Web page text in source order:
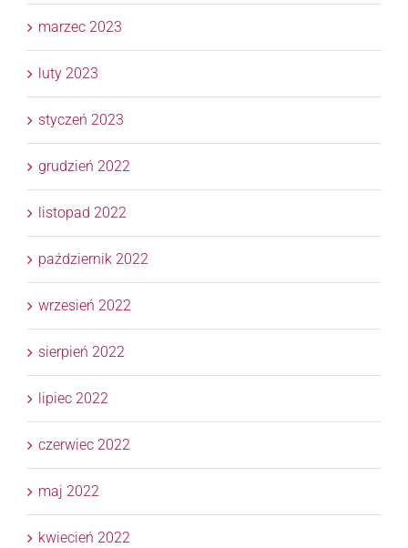
marzec 2023
luty 2023
styczeń 2023
grudzień 2022
listopad 2022
październik 2022
wrzesień 2022
sierpień 2022
lipiec 2022
czerwiec 2022
maj 2022
kwiecień 2022